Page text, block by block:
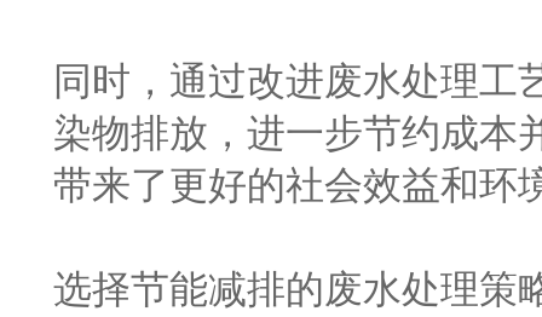
同时，通过改进废水处理工
染物排放，进一步节约成本
带来了更好的社会效益和环
选择节能减排的废水处理策